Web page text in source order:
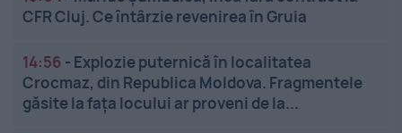
CFR Cluj. Ce întârzie revenirea în Gruia
14:56 - Explozie puternică în localitatea
Crocmaz, din Republica Moldova. Fragmentele
găsite la fața locului ar proveni de la...